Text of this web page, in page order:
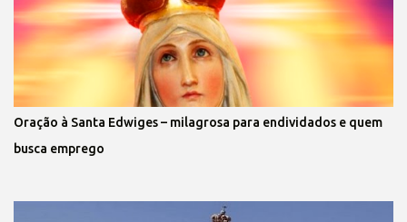
Oração à Santa Edwiges – milagrosa para endividados e quem
busca emprego